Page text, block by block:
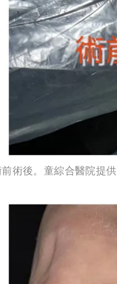
術後。童綜合醫院提供